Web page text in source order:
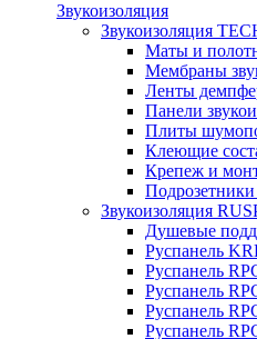
Звукоизоляция
Звукоизоляция
Маты и
Мембраны
Ленты
Панели
Плиты
Клеющие
Крепеж и
Звукоизоляция
Душевые
Руспанель
Руспанель
Руспанель
Руспанель
Руспанель